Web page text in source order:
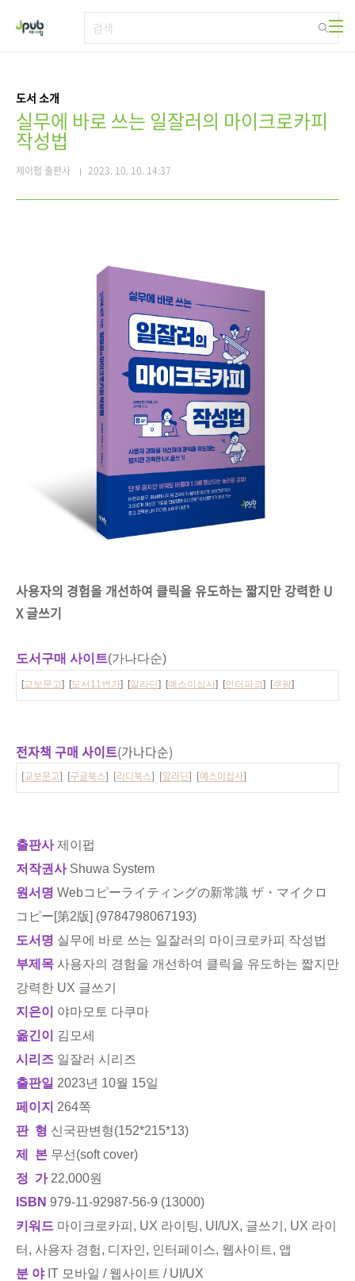
도서 소개
실무에 바로 쓰는 일잘러의 마이크로카피
작성법
제이펍 출판사 2023. 10. 10. 14:37
사용자의 경험을 개선하여 클릭을 유도하는 짧지만 강력한 U
X 글쓰기
도서구매 사이트(가나다순)
[교보문고] [도서11번가] [알라딘] [예스이십사] [인터파크] [쿠팡]
전자책 구매 사이트(가나다순)
[교보문고] [구글북스] [리디북스] [알라딘] [예스이십사]
출판사제이펍
저작권사Shuwa System
원서명 Webコピーライティングの新常識 ザ・マイクロ
コピー[第2版] (9784798067193)
도서명 실무에 바로 쓰는 일잘러의 마이크로카피 작성법
부제목 사용자의 경험을 개선하여 클릭을 유도하는 짧지만
강력한 UX 글쓰기
지은이
야마모토 다쿠마
옮긴이
김모세
시리즈 일잘러 시리즈
출판일 2023년 10월 15일
페이지 264쪽
판 형 신국판변형(152*215*13)
제 본 무선(soft cover)
정 가22,000원
ISBN 979-11-92987-56-9 (13000)
키워드 마이크로카피, UX 라이팅, UI/UX, 글쓰기, UX 라이
터, 사용자 경험, 디자인, 인터페이스, 웹사이트, 앱
분 야IT 모바일 / 웹사이트 / UI/UX